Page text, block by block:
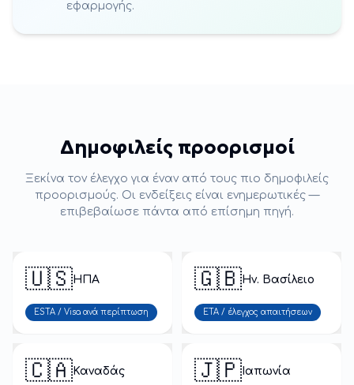
εφαρμογής.
Δημοφιλείς προορισμοί
Ξεκίνα τον έλεγχο για έναν από τους πιο δημοφιλείς
προορισμούς. Οι ενδείξεις είναι ενημερωτικές —
επιβεβαίωσε πάντα από επίσημη πηγή.
🇺🇸ΗΠΑ
ESTA / Visa ανά περίπτωση
🇬🇧Ην. Βασίλειο
ETA / έλεγχος απαιτήσεων
🇨🇦Καναδάς 🇯🇵Ιαπωνία